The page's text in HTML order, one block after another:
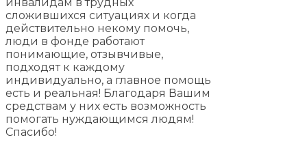
инвалидам в трудных
сложившихся ситуациях и когда
действительно некому помочь,
люди в фонде работают
понимающие, отзывчивые,
подходят к каждому
индивидуально, а главное помощь
есть и реальная! Благодаря Вашим
средствам у них есть возможность
помогать нуждающимся людям!
Спасибо!